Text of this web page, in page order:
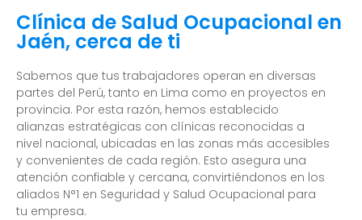
Clínica de Salud Ocupacional en
Jaén, cerca de ti
Sabemos que tus trabajadores operan en diversas
partes del Perú, tanto en Lima como en proyectos en
provincia. Por esta razón, hemos establecido
alianzas estratégicas con clínicas reconocidas a
nivel nacional, ubicadas en las zonas más accesibles
y convenientes de cada región. Esto asegura una
atención confiable y cercana, convirtiéndonos en los
aliados N°1 en Seguridad y Salud Ocupacional para
tu empresa.